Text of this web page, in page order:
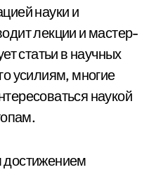
науки и
лекции и мастер-
статьи в научных
усилиям, многие
наукой
достижением